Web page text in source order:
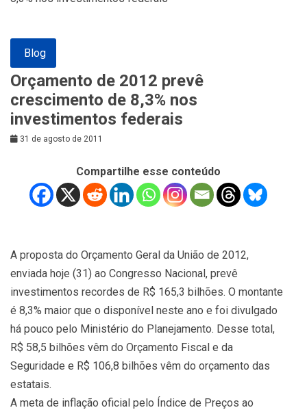
Blog
Orçamento de 2012 prevê
crescimento de 8,3% nos
investimentos federais
31 de agosto de 2011
Compartilhe esse conteúdo
A proposta do Orçamento Geral da União de 2012,
enviada hoje (31) ao Congresso Nacional, prevê
investimentos recordes de R$ 165,3 bilhões. O montante
é 8,3% maior que o disponível neste ano e foi divulgado
há pouco pelo Ministério do Planejamento. Desse total,
R$ 58,5 bilhões vêm do Orçamento Fiscal e da
Seguridade e R$ 106,8 bilhões vêm do orçamento das
estatais.
A meta de inflação oficial pelo Índice de Preços ao